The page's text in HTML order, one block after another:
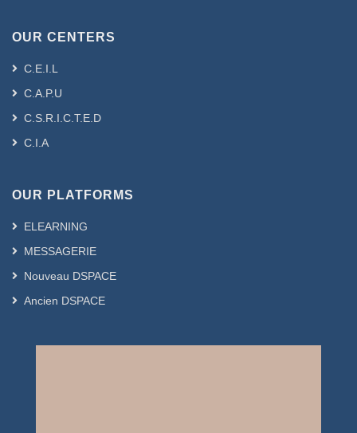
OUR CENTERS
C.E.I.L
C.A.P.U
C.S.R.I.C.T.E.D
C.I.A
OUR PLATFORMS
ELEARNING
MESSAGERIE
Nouveau DSPACE
Ancien DSPACE